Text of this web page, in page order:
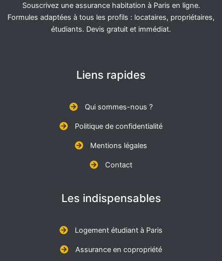
Souscrivez une assurance habitation à Paris en ligne.
Formules adaptées à tous les profils : locataires, propriétaires,
étudiants. Devis gratuit et immédiat.
Liens rapides
Qui sommes-nous ?
Politique de confidentialité
Mentions légales
Contact
Les indispensables
Logement étudiant à Paris
Assurance en copropriété